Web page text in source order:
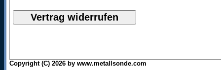
Copyright (C) 2026 by www.metallsonde.com